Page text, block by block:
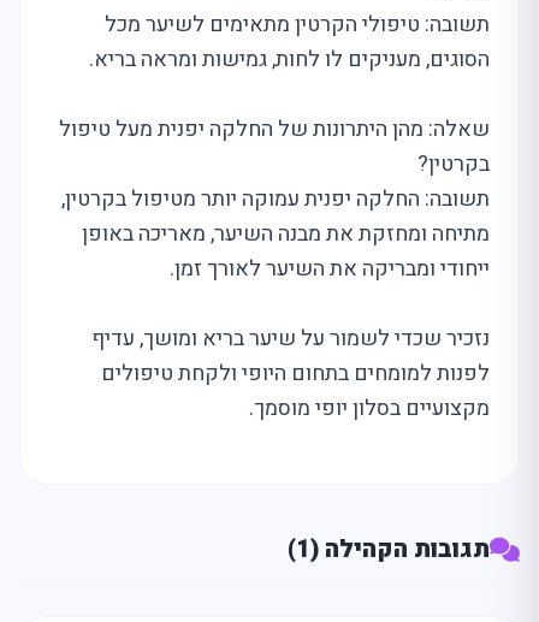
תשובה: טיפולי הקרטין מתאימים לשיער מכל
הסוגים, מעניקים לו לחות, גמישות ומראה בריא.
שאלה: מהן היתרונות של החלקה יפנית מעל טיפול
בקרטין?
תשובה: החלקה יפנית עמוקה יותר מטיפול בקרטין,
מתיחה ומחזקת את מבנה השיער, מאריכה באופן
ייחודי ומבריקה את השיער לאורך זמן.
נזכיר שכדי לשמור על שיער בריא ומושך, עדיף
לפנות למומחים בתחום היופי ולקחת טיפולים
מקצועיים בסלון יופי מוסמך.
תגובות הקהילה (1)